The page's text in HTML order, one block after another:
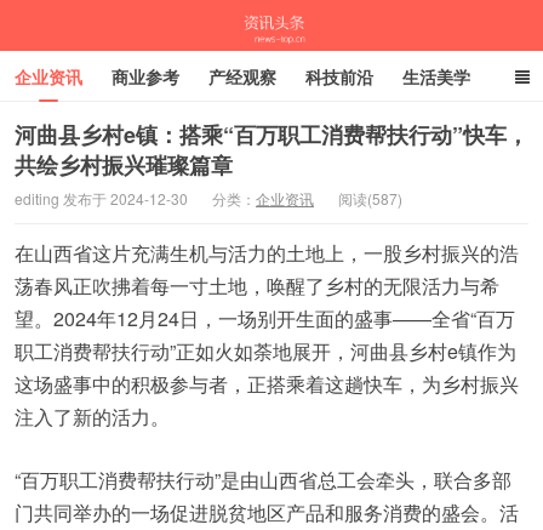
资讯头条
企业资讯 商业参考 产经观察 科技前沿 生活美学
时尚潮流 母婴亲子 专栏
河曲县乡村e镇：搭乘“百万职工消费帮扶行动”快车，
共绘乡村振兴璀璨篇章
editing 发布于 2024-12-30 分类： 企业资讯 阅读(587)
在山西省这片充满生机与活力的土地上，一股乡村振兴的浩
荡春风正吹拂着每一寸土地，唤醒了乡村的无限活力与希
望。2024年12月24日，一场别开生面的盛事——全省“百万
职工消费帮扶行动”正如火如荼地展开，河曲县乡村e镇作为
这场盛事中的积极参与者，正搭乘着这趟快车，为乡村振兴
注入了新的活力。
“百万职工消费帮扶行动”是由山西省总工会牵头，联合多部
门共同举办的一场促进脱贫地区产品和服务消费的盛会。活